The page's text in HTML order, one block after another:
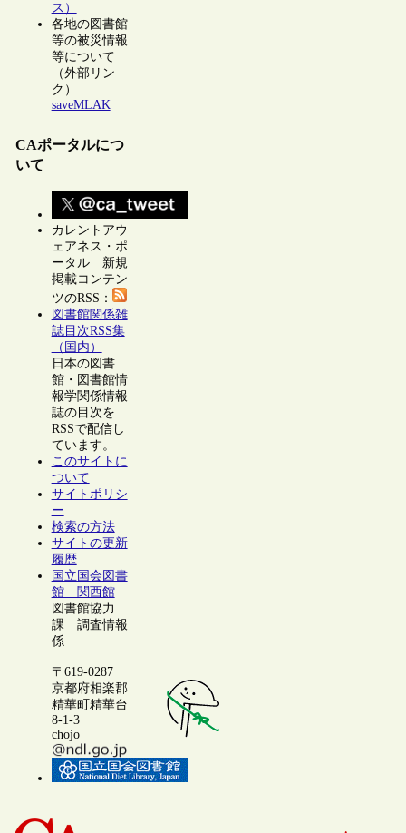
ス）
各地の図書館
等の被災情報
等について
（外部リン
ク）
saveMLAK
CAポータルにつ
いて
カレントアウ
ェアネス・ポ
ータル 新規
掲載コンテン
ツのRSS：
図書館関係雑
誌目次RSS集
（国内）
日本の図書
館・図書館情
報学関係情報
誌の目次を
RSSで配信し
ています。
このサイトに
ついて
サイトポリシ
ー
検索の方法
サイトの更新
履歴
国立国会図書
館 関西館
図書館協力
課 調査情報
係
〒619-0287
京都府相楽郡
精華町精華台
8-1-3
chojo